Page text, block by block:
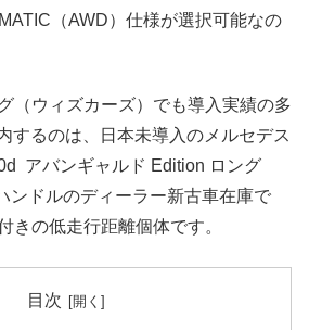
（AWD）仕様が選択可能なの
（ウィズカーズ）でも導入実績の多
するのは、日本未導入のメルセデス
アバンギャルド Edition ロング
ンドルのディーラー新古車在庫で
きの低走行距離個体です。
目次